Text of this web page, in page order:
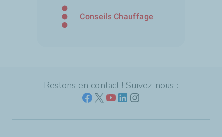
Conseils Chauffage
Restons en contact ! Suivez-nous :